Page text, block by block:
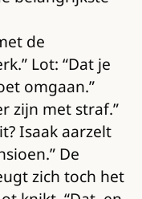
de
Lot: “Dat je
omgaan.”
zijn met straf.”
Isaak aarzelt
De
zich toch het